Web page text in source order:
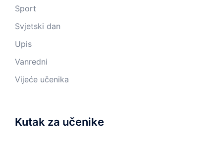
Sport
Svjetski dan
Upis
Vanredni
Vijeće učenika
Kutak za učenike